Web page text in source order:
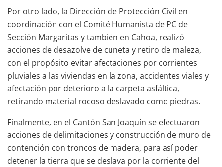
Por otro lado, la Dirección de Protección Civil en
coordinación con el Comité Humanista de PC de
Sección Margaritas y también en Cahoa, realizó
acciones de desazolve de cuneta y retiro de maleza,
con el propósito evitar afectaciones por corrientes
pluviales a las viviendas en la zona, accidentes viales y
afectación por deterioro a la carpeta asfáltica,
retirando material rocoso deslavado como piedras.
Finalmente, en el Cantón San Joaquín se efectuaron
acciones de delimitaciones y construcción de muro de
contención con troncos de madera, para así poder
detener la tierra que se deslava por la corriente del